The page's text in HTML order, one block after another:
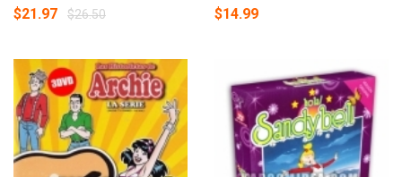
$21.97 $26.50 $14.99